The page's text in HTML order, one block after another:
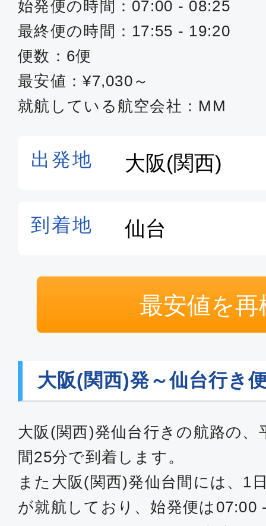
始発便の時間：07:00 - 08:25
最終便の時間：17:55 - 19:20
便数：6便
最安値：¥7,030～
就航している航空会社：MM
最安値を再
大阪(関西)発～仙台行き
大阪(関西)発仙台行きの航路の
間25分で到着します。
また大阪(関西)発仙台間には、1
が就航しており、始発便は07:00